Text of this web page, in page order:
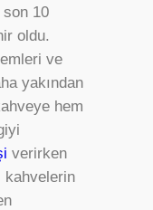
son 10
oldu.
ve
yakından
hem
verirken
kahvelerin